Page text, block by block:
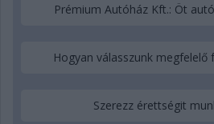
Prémium Autóház Kft.: Öt
Hogyan válasszunk megfelelő
Szerezz érettségit